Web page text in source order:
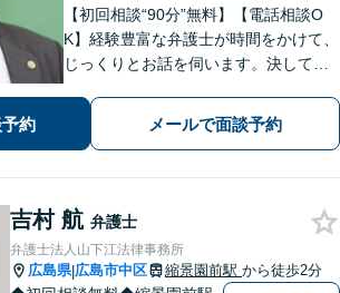
【初回相談“90分”無料】【電話相談O
K】経験豊富な弁護士が時間をかけて、
じっくりとお話を伺います。決して怒
い」お気持ちに寄り添います。皆さま
の未来を明るくするために、誠心誠意
約 メールで面談予約
吉村 航 弁護士
弁護士法人山下江法律事務所
広島県|広島市中区 縮景園前駅 から徒歩2分